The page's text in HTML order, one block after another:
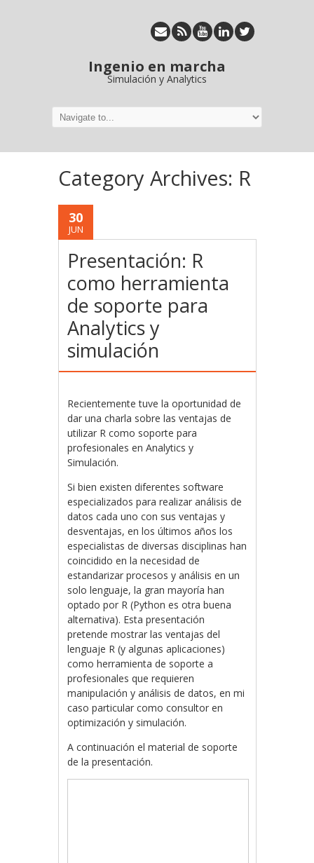
Ingenio en marcha
Simulación y Analytics
Category Archives: R
30
JUN
Presentación: R
como herramienta
de soporte para
Analytics y
simulación
Recientemente tuve la oportunidad de
dar una charla sobre las ventajas de
utilizar R como soporte para
profesionales en Analytics y
Simulación.
Si bien existen diferentes software
especializados para realizar análisis de
datos cada uno con sus ventajas y
desventajas, en los últimos años los
especialistas de diversas disciplinas han
coincidido en la necesidad de
estandarizar procesos y análisis en un
solo lenguaje, la gran mayoría han
optado por R (Python es otra buena
alternativa). Esta presentación
pretende mostrar las ventajas del
lenguaje R (y algunas aplicaciones)
como herramienta de soporte a
profesionales que requieren
manipulación y análisis de datos, en mi
caso particular como consultor en
optimización y simulación.
A continuación el material de soporte
de la presentación.